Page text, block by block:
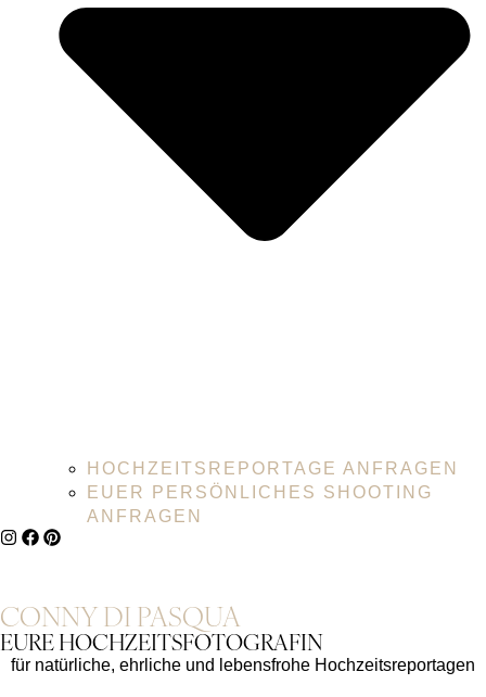
HOCHZEITSREPORTAGE ANFRAGEN
EUER PERSÖNLICHES SHOOTING
ANFRAGEN
CONNY DI PASQUA
EURE HOCHZEITS­FOTOGRAFIN
für natürliche, ehrliche und lebensfrohe Hochzeitsreportagen